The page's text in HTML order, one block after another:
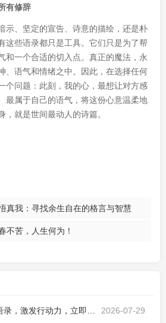
有修辞
示、坚定的宣告、诗意的描绘，还是朴
这些语录都只是工具。它们只是为了帮
和一个合适的切入点。真正的魔法，永
、语气和情绪之中。因此，在选择任何
个问题：此刻，我的心，最想让对方感
最属于自己的语气，将这份心意温柔地
，就是世间最动人的诗篇。
真我：寻找余生自在的格言与智慧
不苦，人生何为！
2026-07-29